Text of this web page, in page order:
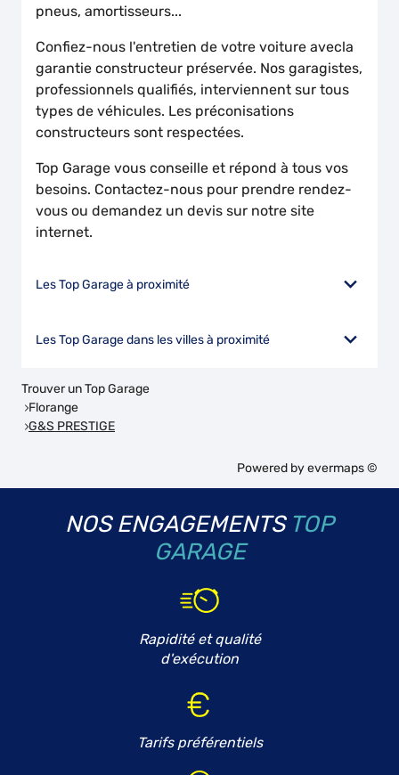
pneus, amortisseurs...
Confiez-nous l'entretien de votre voiture avecla
garantie constructeur préservée. Nos garagistes,
professionnels qualifiés, interviennent sur tous
types de véhicules. Les préconisations
constructeurs sont respectées.
Top Garage vous conseille et répond à tous vos
besoins. Contactez-nous pour prendre rendez-
vous ou demandez un devis sur notre site
internet.
Les Top Garage à proximité
Les Top Garage dans les villes à proximité
Trouver un Top Garage
Florange
G&S PRESTIGE
Powered byevermaps ©
NOS ENGAGEMENTS TOP
GARAGE
Rapidité et qualité
d'exécution
Tarifs préférentiels